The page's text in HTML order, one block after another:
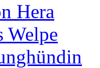
Hera
Welpe